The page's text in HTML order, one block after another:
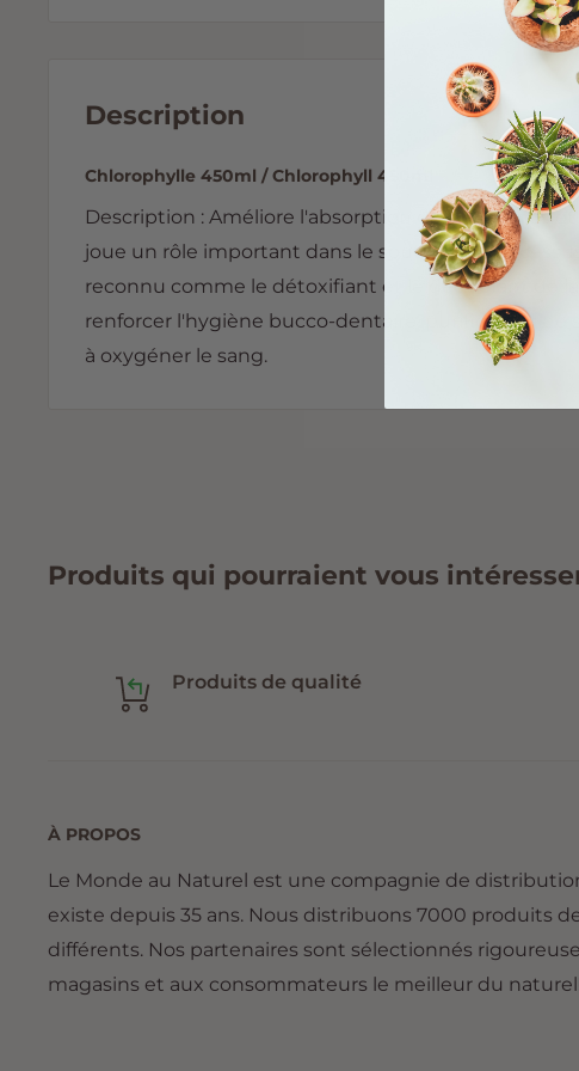
Description
Chlorophylle 450ml / Chlorophyll 450ml
Description : Améliore l'absorption des vitamines et
joue un rôle important dans le soutien du
reconnu comme le détoxifiant et le déodorant de la
renforcer l'hygiène bucco-dentaire, purificateur de
à oxygéner le sang.
Produits qui pourraient vous
Produits de qualité
À PROPOS
Le Monde au Naturel est une compagnie de
existe depuis 35 ans. Nous distribuons 7000 produits
différents. Nos partenaires sont sélectionnés
magasins et aux consommateurs le meilleur du